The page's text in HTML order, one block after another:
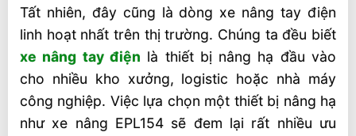
Tất nhiên, đây cũng là dòng xe nâng tay điện
linh hoạt nhất trên thị trường. Chúng ta đều biết
xe nâng tay điện là thiết bị nâng hạ đầu vào
cho nhiều kho xưởng, logistic hoặc nhà máy
công nghiệp. Việc lựa chọn một thiết bị nâng hạ
như xe nâng EPL154 sẽ đem lại rất nhiều ưu